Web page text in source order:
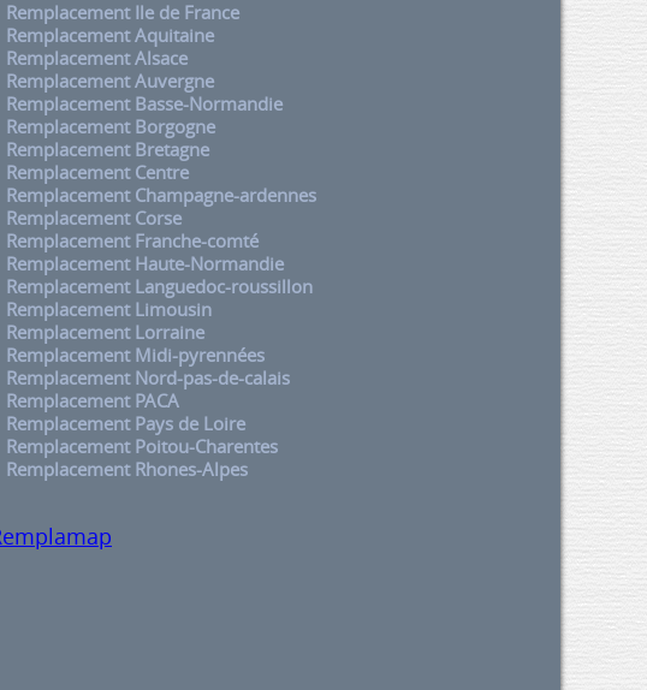
Remplacement Ile de France
Remplacement Aquitaine
Remplacement Alsace
Remplacement Auvergne
Remplacement Basse-Normandie
Remplacement Borgogne
Remplacement Bretagne
Remplacement Centre
Remplacement Champagne-ardennes
Remplacement Corse
Remplacement Franche-comté
Remplacement Haute-Normandie
Remplacement Languedoc-roussillon
Remplacement Limousin
Remplacement Lorraine
Remplacement Midi-pyrennées
Remplacement Nord-pas-de-calais
Remplacement PACA
Remplacement Pays de Loire
Remplacement Poitou-Charentes
Remplacement Rhones-Alpes